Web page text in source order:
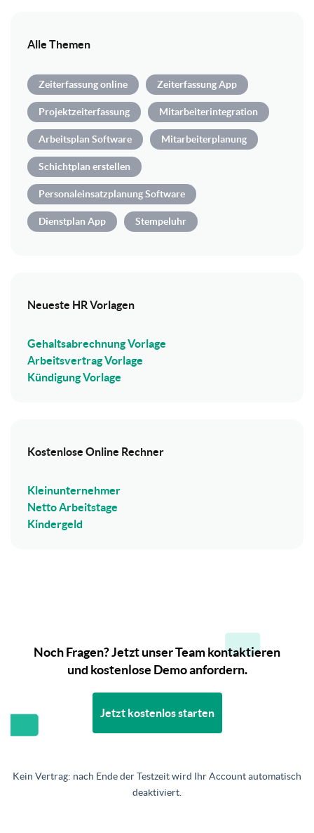
Alle Themen
Zeiterfassung online Zeiterfassung App
Projektzeiterfassung Mitarbeiterintegration
Arbeitsplan Software Mitarbeiterplanung
Schichtplan erstellen
Personaleinsatzplanung Software
Dienstplan App Stempeluhr
Neueste HR Vorlagen
Gehaltsabrechnung Vorlage
Arbeitsvertrag Vorlage
Kündigung Vorlage
Kostenlose Online Rechner
Kleinunternehmer
Netto Arbeitstage
Kindergeld
Noch Fragen? Jetzt unser Team kontaktieren
und kostenlose Demo anfordern.
Jetzt kostenlos starten
Kein Vertrag: nach Ende der Testzeit wird Ihr Account automatisch
deaktiviert.